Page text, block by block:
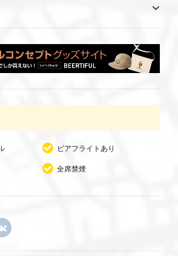
ビアフライトあり
全席禁煙